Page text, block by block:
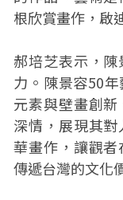
根欣賞畫作，啟
郝培芝表示，
力。陳景容50
元素與壁畫創
深情，展現其
華畫作，讓觀
傳遞台灣的文化